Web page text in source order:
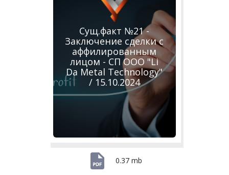
Сущ.факт №21 -
Заключение сделки с
аффилированным
лицом - СП ООО "Li
Da Metal Technology"
/ 15.10.2024
0.37 mb